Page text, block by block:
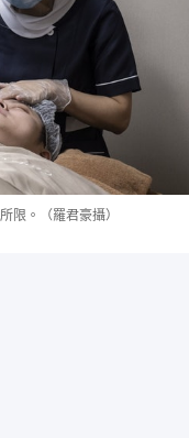
限。（羅君豪攝）